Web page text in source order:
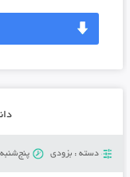
دسته : بزودی پنج‌شنبه 7 فوریه 2019